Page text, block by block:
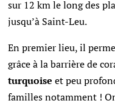
sur 12 km le long des
jusqu’à Saint-Leu.
En premier lieu, il
grâce à la barrière de
turquoise et peu
familles notamment !